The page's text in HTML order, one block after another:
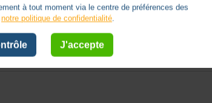
à tout moment via le centre de préférences des
notre politique de confidentialité.
J'accepte